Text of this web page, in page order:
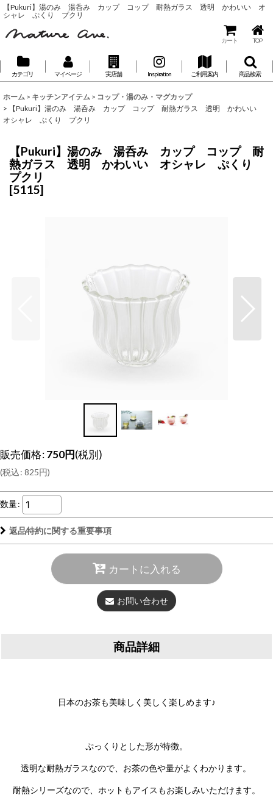
【Pukuri】湯のみ 湯呑み カップ コップ 耐熱ガラス 透明 かわいい オ
シャレ ぷくり プクリ
カート TOP
カテゴリ マイページ 実店舗 Inspiration ご利用案内 商品検索
ホーム > キッチンアイテム > コップ・湯のみ・マグカップ
>
【Pukuri】湯のみ 湯呑み カップ コップ 耐熱ガラス 透明 かわいい
オシャレ ぷくり プクリ
【Pukuri】湯のみ 湯呑み カップ コップ 耐
熱ガラス 透明 かわいい オシャレ ぷくり
プクリ
[5115]
販売価格:750円(税別)
(税込: 825円)
数量:
返品特約に関する重要事項
カートに入れる
お問い合わせ
商品詳細
日本のお茶も美味しく美しく楽しめます♪
ぷっくりとした形が特徴。
透明な耐熱ガラスなので、お茶の色や量がよくわかります。
耐熱シリーズなので、ホットもアイスもお楽しみいただけます。